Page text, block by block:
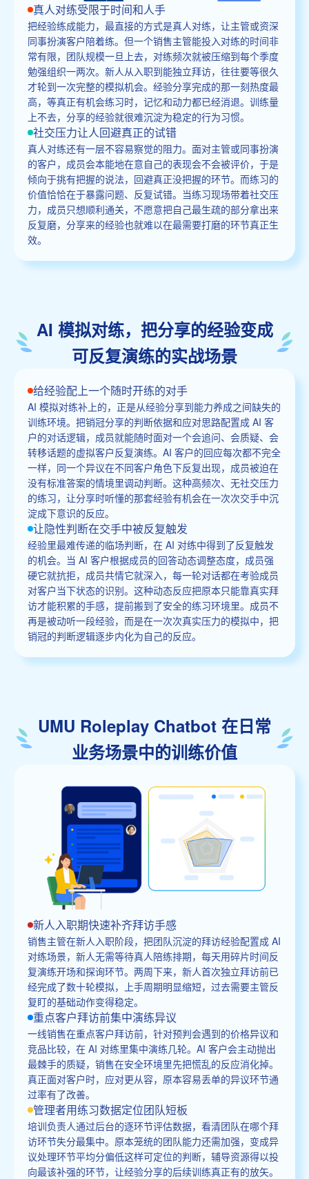
真人对练受限于时间和人手
把经验练成能力，最直接的方式是真人对练，让主管或资深
同事扮演客户陪着练。但一个销售主管能投入对练的时间非
常有限，团队规模一旦上去，对练频次就被压缩到每个季度
勉强组织一两次。新人从入职到能独立拜访，往往要等很久
才轮到一次完整的模拟机会。经验分享完成的那一刻热度最
高，等真正有机会练习时，记忆和动力都已经消退。训练量
上不去，分享的经验就很难沉淀为稳定的行为习惯。
社交压力让人回避真正的试错
真人对练还有一层不容易察觉的阻力。面对主管或同事扮演
的客户，成员会本能地在意自己的表现会不会被评价，于是
倾向于挑有把握的说法，回避真正没把握的环节。而练习的
价值恰恰在于暴露问题、反复试错。当练习现场带着社交压
力，成员只想顺利通关，不愿意把自己最生疏的部分拿出来
反复磨，分享来的经验也就难以在最需要打磨的环节真正生
效。
AI 模拟对练，把分享的经验变成
可反复演练的实战场景
给经验配上一个随时开练的对手
AI 模拟对练补上的，正是从经验分享到能力养成之间缺失的
训练环境。把销冠分享的判断依据和应对思路配置成 AI 客
户的对话逻辑，成员就能随时面对一个会追问、会质疑、会
转移话题的虚拟客户反复演练。AI 客户的回应每次都不完全
一样，同一个异议在不同客户角色下反复出现，成员被迫在
没有标准答案的情境里调动判断。这种高频次、无社交压力
的练习，让分享时听懂的那套经验有机会在一次次交手中沉
淀成下意识的反应。
让隐性判断在交手中被反复触发
经验里最难传递的临场判断，在 AI 对练中得到了反复触发
的机会。当 AI 客户根据成员的回答动态调整态度，成员强
硬它就抗拒，成员共情它就深入，每一轮对话都在考验成员
对客户当下状态的识别。这种动态反应把原本只能靠真实拜
访才能积累的手感，提前搬到了安全的练习环境里。成员不
再是被动听一段经验，而是在一次次真实压力的模拟中，把
销冠的判断逻辑逐步内化为自己的反应。
UMU Roleplay Chatbot 在日常
业务场景中的训练价值
新人入职期快速补齐拜访手感
销售主管在新人入职阶段，把团队沉淀的拜访经验配置成 AI
对练场景，新人无需等待真人陪练排期，每天用碎片时间反
复演练开场和探询环节。两周下来，新人首次独立拜访前已
经完成了数十轮模拟，上手周期明显缩短，过去需要主管反
复盯的基础动作变得稳定。
重点客户拜访前集中演练异议
一线销售在重点客户拜访前，针对预判会遇到的价格异议和
竞品比较，在 AI 对练里集中演练几轮。AI 客户会主动抛出
最棘手的质疑，销售在安全环境里先把慌乱的反应消化掉。
真正面对客户时，应对更从容，原本容易丢单的异议环节通
过率有了改善。
管理者用练习数据定位团队短板
培训负责人通过后台的逐环节评估数据，看清团队在哪个拜
访环节失分最集中。原本笼统的团队能力还需加强，变成异
议处理环节平均分偏低这样可定位的判断，辅导资源得以投
向最该补强的环节，让经验分享的后续训练真正有的放矢。